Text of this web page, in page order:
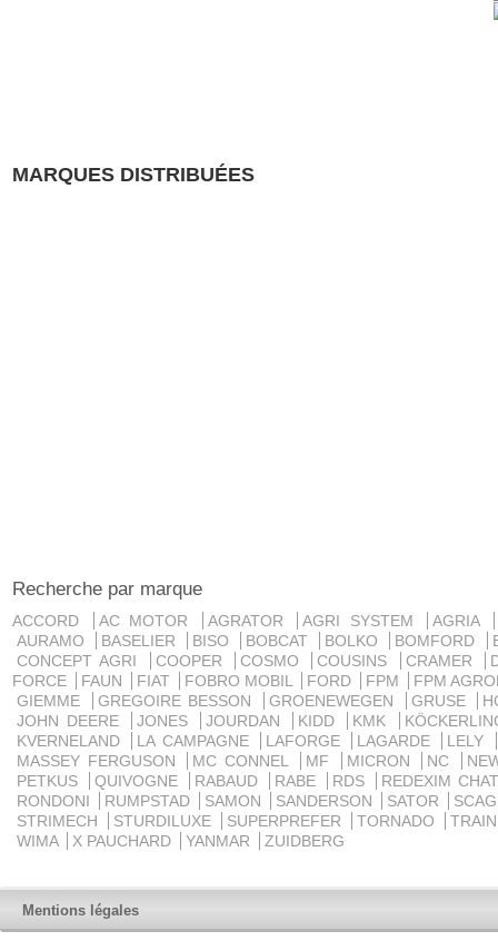
MARQUES DISTRIBUÉES
Recherche par marque
ACCORD AC MOTOR AGRATOR AGRI SYSTEM
AGRIA
AURAMO
BASELIER BISO BOBCAT BOLKO BOMFORD
CONCEPT AGRI
COOPER COSMO COUSINS CRAMER
FORCE
FAUN FIAT FOBRO MOBIL FORD FPM
FPM
GIEMME
GREGOIRE BESSON GROENEWEGEN GRUSE
JOHN DEERE
JONES JOURDAN KIDD KMK
KVERNELAND
LA CAMPAGNE LAFORGE LAGARDE
LELY
MASSEY FERGUSON
MC CONNEL MF MICRON NC
PETKUS
QUIVOGNE RABAUD RABE RDS
REDEXIM
RONDONI
RUMPSTAD SAMON SANDERSON SATOR
STRIMECH
STURDILUXE SUPERPREFER TORNADO
WIMA
X PAUCHARD YANMAR ZUIDBERG
Mentions légales